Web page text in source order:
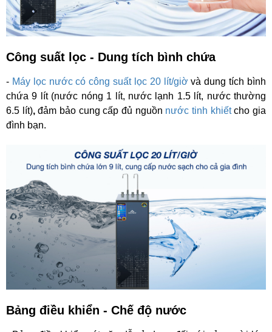
Công suất lọc - Dung tích bình chứa
- Máy lọc nước có công suất lọc 20 lít/giờ và dung tích bình
chứa 9 lít (nước nóng 1 lít, nước lạnh 1.5 lít, nước thường
6.5 lít),đảm bảo cung cấp đủ nguồn nước tinh khiếtcho gia
đình bạn.
Bảng điều khiển - Chế độ nước